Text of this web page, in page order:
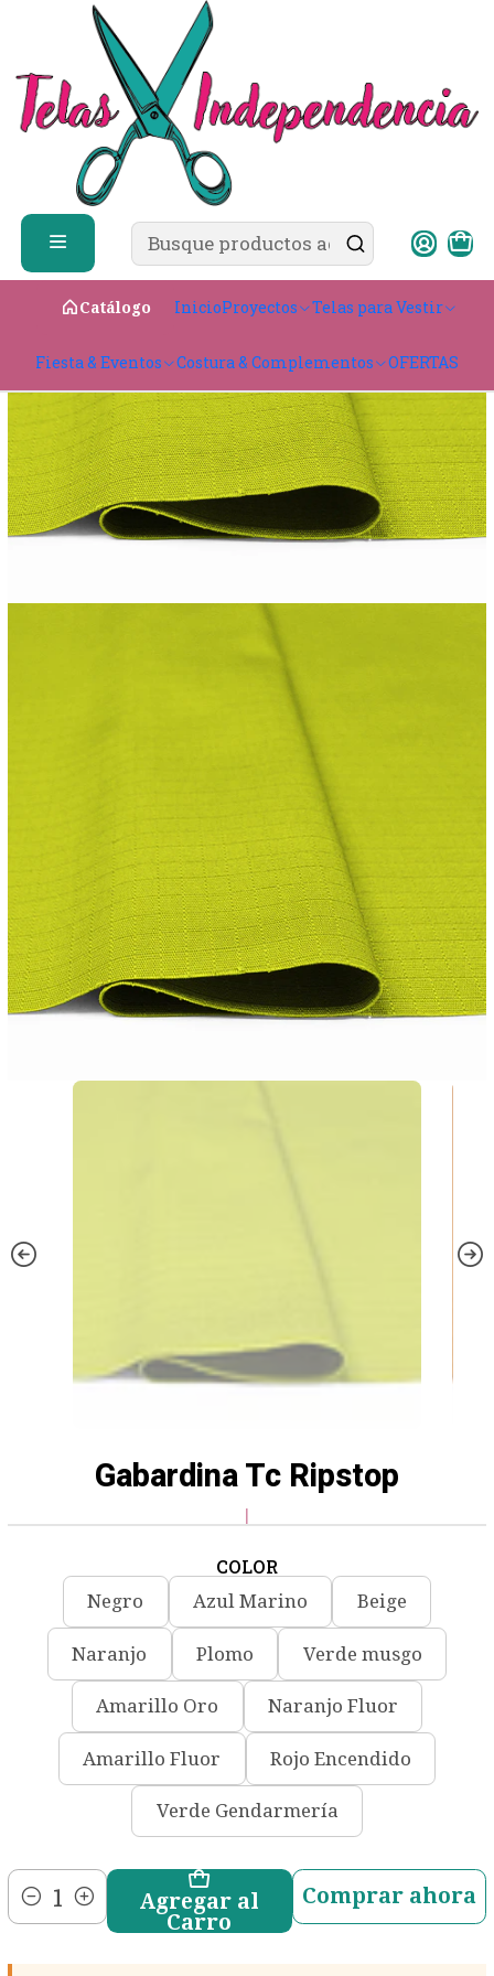
Catálogo InicioProyectos Telas para Vestir
Fiesta & Eventos Costura & Complementos OFERTAS
✨ ¿Cómo comprar?
Telas Técnicas
Gabardina Tc Ripstop
Gabardina Tc Ripstop
|
COLOR
Negro Azul Marino Beige
Naranjo Plomo Verde musgo
Amarillo Oro Naranjo Fluor
Amarillo Fluor Rojo Encendido
Verde Gendarmería
Cantidad
Agregar al
Carro
Comprar ahora